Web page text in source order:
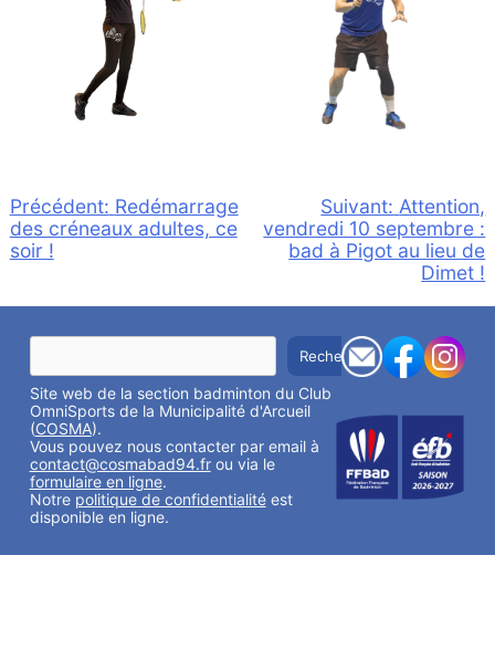
Navigation
de
Précédent: Redémarrage
des créneaux adultes, ce
soir !
Suivant: Attention,
vendredi 10 septembre :
bad à Pigot au lieu de
Dimet !
R
c
h
e
r
c
h
e
r
Rechercher
Site web de la section badminton du Club
OmniSports de la Municipalité d'Arcueil
(COSMA).
Vous pouvez nous contacter par email à
contact@cosmabad94.frou via le
formulaire en ligne.
Notre politique de confidentialitéest
disponible en ligne.